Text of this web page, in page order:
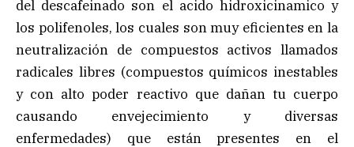
del descafeinado son el acido hidroxicinamico y
los polifenoles, los cuales son muy eficientes en la
neutralización de compuestos activos llamados
radicales libres (compuestos químicos inestables
y con alto poder reactivo que dañan tu cuerpo
causando envejecimiento y diversas
enfermedades) que están presentes en el